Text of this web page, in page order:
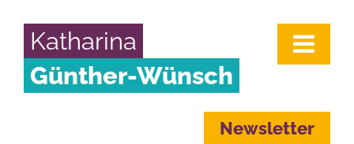
Katharina
Günther-Wünsch
Newsletter